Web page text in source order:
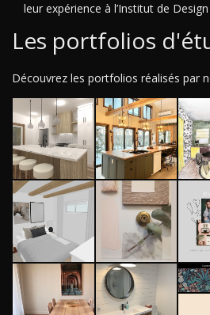
leur expérience à l’Institut de Design
Les portfolios
Découvrez les portfolios réalisés par